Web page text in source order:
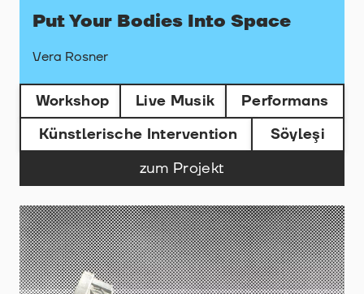
Put Your Bodies Into Space
Vera Rosner
Workshop Live Musik
Performans
Künstlerische Intervention
Söyleşi
zum Projekt